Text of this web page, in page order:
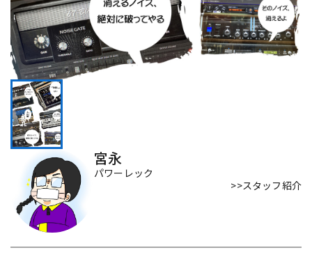
DJ機器 DTM
DTM オンライン納品
配信/ライブ機器
中古 ヴィンテージ
宮永
パワーレック
>>スタッフ紹介